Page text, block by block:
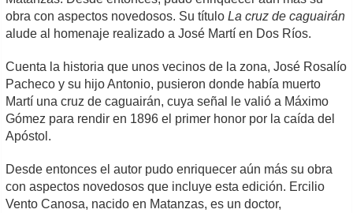
obra con aspectos novedosos. Su títuloLa cruz de caguairán
alude al homenaje realizado a José Martí en Dos Ríos.
Cuenta la historia que unos vecinos de la zona, José Rosalío
Pacheco y su hijo Antonio, pusieron donde había muerto
Martí una cruz de caguairán, cuya señal le valió a Máximo
Gómez para rendir en 1896 el primer honor por la caída del
Apóstol.
Desde entonces el autor pudo enriquecer aún más su obra
con aspectos novedosos que incluye esta edición. Ercilio
Vento Canosa, nacido en Matanzas, es un doctor,